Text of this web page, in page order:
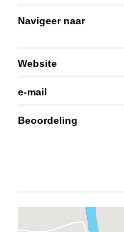
Navigeer naar
Website
e-mail
Beoordeling